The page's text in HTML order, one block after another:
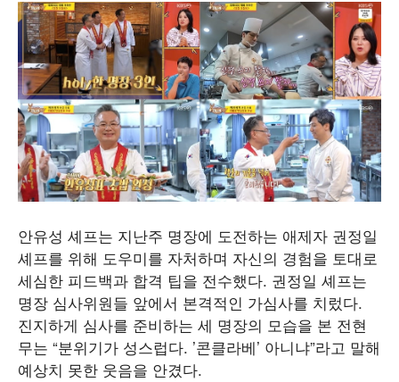
안유성 셰프는 지난주 명장에 도전하는 애제자 권정일
셰프를 위해 도우미를 자처하며 자신의 경험을 토대로
세심한 피드백과 합격 팁을 전수했다. 권정일 셰프는
명장 심사위원들 앞에서 본격적인 가심사를 치렀다.
진지하게 심사를 준비하는 세 명장의 모습을 본 전현
무는 “분위기가 성스럽다. ’콘클라베’ 아니냐”라고 말해
예상치 못한 웃음을 안겼다.